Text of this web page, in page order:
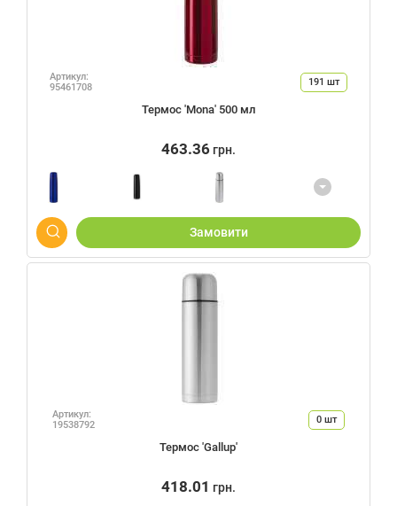
Артикул:
95461708
191 шт
Термос 'Mona' 500 мл
463.36 грн.
Замовити
Артикул:
19538792
0шт
Термос 'Gallup'
418.01 грн.